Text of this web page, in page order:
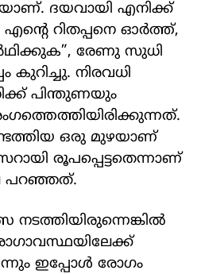
ദയവായി എനിക്ക്
എന്‍റെ റിതപ്പനെ ഓര്‍ത്ത്,
രേണു സുധി
കുറിച്ചു. നിരവധി
പിന്തുണയും
ഒരു മുഴയാണ്
രൂപപ്പെട്ടതെന്നാണ്
പറഞ്ഞത്.
നടത്തിയിരുന്നെങ്കില്‍
ഇപ്പോള്‍ രോഗം